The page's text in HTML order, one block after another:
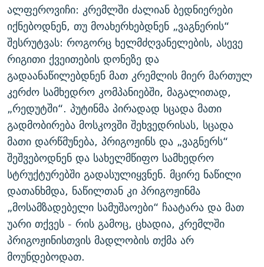
ალფეროვიჩი: კრემლში ძალიან ბედნიერები
იქნებოდნენ, თუ მოახერხებდნენ „ვაგნერის“
შესრუტვას: როგორც ხელმძღვანელების, ასევე
რიგითი ქვეითების დონეზე და
გადაანაწილებდნენ მათ კრემლის მიერ მართულ
კერძო სამხედრო კომპანიებში, მაგალითად,
„რედუტში“. პუტინმა პირადად სცადა მათი
გადმობირება მოსკოვში შეხვედრისას, სცადა
მათი დარწმუნება, პრიგოჟინს და „ვაგნერს“
შეშვებოდნენ და სახელმწიფო სამხედრო
სტრუქტურებში გადასულიყვნენ. მცირე ნაწილი
დათანხმდა, ნაწილთან კი პრიგოჟინმა
„მოსამზადებელი სამუშაოები“ ჩაატარა და მათ
უარი თქვეს - რის გამოც, ცხადია, კრემლში
პრიგოჟინისთვის მადლობის თქმა არ
მოუნდებოდათ.